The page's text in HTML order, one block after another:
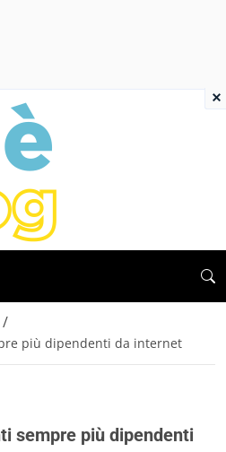
/
più dipendenti da internet
sempre più dipendenti
×